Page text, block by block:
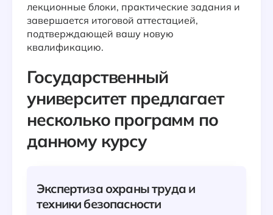
лекционные блоки, практические задания и
завершается итоговой аттестацией,
подтверждающей вашу новую
квалификацию.
Государственный
университет предлагает
несколько программ по
данному курсу
Экспертиза охраны труда и
техники безопасности